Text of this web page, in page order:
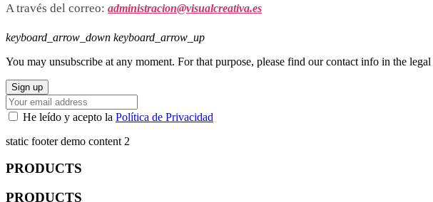
A través del correo: administracion@visualcreativa.es
keyboard_arrow_down keyboard_arrow_up
You may unsubscribe at any moment. For that purpose, please find our contact info in the legal
He leído y acepto la Política de Privacidad
static footer demo content 2
PRODUCTS
PRODUCTS